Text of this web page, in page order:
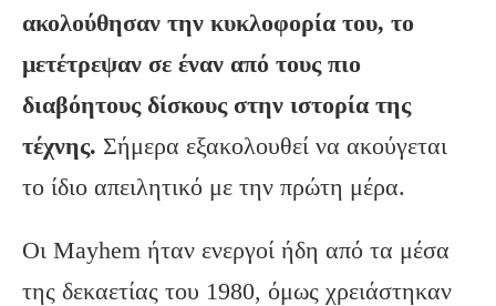
ακολούθησαν την κυκλοφορία του, το
μετέτρεψαν σε έναν από τους πιο
διαβόητους δίσκους στην ιστορία της
τέχνης. Σήμερα εξακολουθεί να ακούγεται
το ίδιο απειλητικό με την πρώτη μέρα.
Οι Mayhem ήταν ενεργοί ήδη από τα μέσα
της δεκαετίας του 1980, όμως χρειάστηκαν